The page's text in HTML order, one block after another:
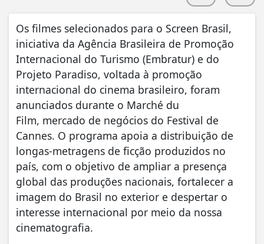
Os filmes selecionados para o Screen Brasil,
iniciativa da Agência Brasileira de Promoção
Internacional do Turismo (Embratur) e do
Projeto Paradiso, voltada à promoção
internacional do cinema brasileiro, foram
anunciados durante o Marché du
Film, mercado de negócios do Festival de
Cannes. O programa apoia a distribuição de
longas-metragens de ficção produzidos no
país, com o objetivo de ampliar a presença
global das produções nacionais, fortalecer a
imagem do Brasil no exterior e despertar o
interesse internacional por meio da nossa
cinematografia.